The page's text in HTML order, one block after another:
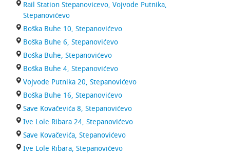
Rail Station Stepanovicevo, Vojvode Putnika,
Stepanovićevo
Boška Buhe 10, Stepanovićevo
Boška Buhe 6, Stepanovićevo
Boška Buhe, Stepanovićevo
Boška Buhe 4, Stepanovićevo
Vojvode Putnika 20, Stepanovićevo
Boška Buhe 16, Stepanovićevo
Save Kovačevića 8, Stepanovićevo
Ive Lole Ribara 24, Stepanovićevo
Save Kovačevića, Stepanovićevo
Ive Lole Ribara, Stepanovićevo